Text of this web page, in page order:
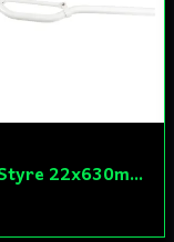
Tun'R Styre 22x630mm Vit